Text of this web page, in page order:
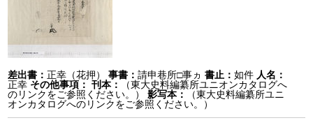
差出書：正幸（花押） 事書：請申巷所□事ヵ書止：如件 人名：
正幸 その他事項： 刊本：
（東大史料編纂所ユニオンカタログへ
のリンクをご参照ください。）
影写本：
（東大史料編纂所ユニ
オンカタログへのリンクをご参照ください。）